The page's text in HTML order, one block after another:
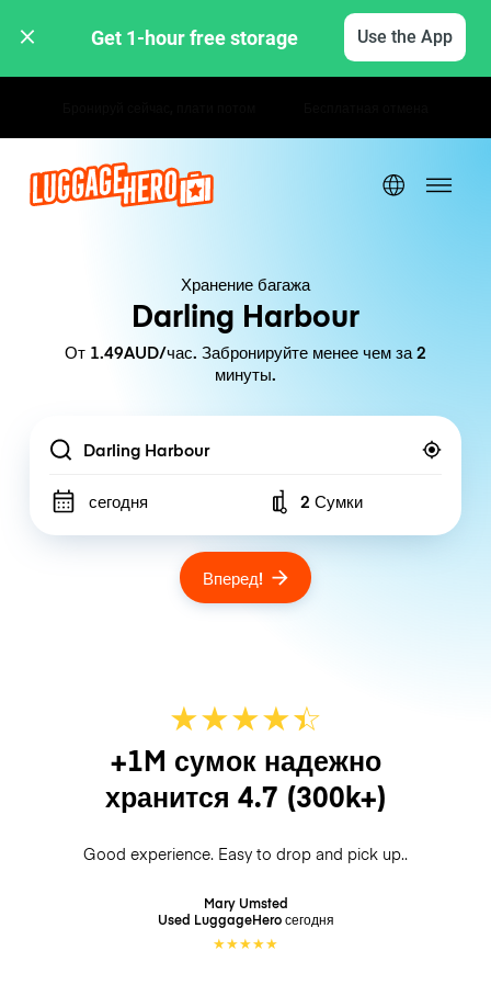
Get 1-hour free storage Use the App
Хранение багажа
Darling Harbour
От 1.49AUD/час. Забронируйте менее чем за 2
минуты.
Location
сегодня Number of bags
2 Сумки
Вперед!
★★★★☆
★
+1M сумок надежно
хранится 4.7 (300k+)
Good experience. Easy to drop and pick up..
Mary Umsted
Used LuggageHeroсегодня
★★★★★